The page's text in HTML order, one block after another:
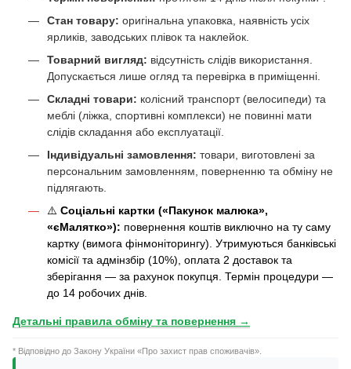
Стан товару: оригінальна упаковка, наявність усіх
ярликів, заводських плівок та наклейок.
Товарний вигляд: відсутність слідів використання.
Допускається лише огляд та перевірка в приміщенні.
Складні товари: колісний транспорт (велосипеди) та
меблі (ліжка, спортивні комплекси) не повинні мати
слідів складання або експлуатації.
Індивідуальні замовлення: товари, виготовлені за
персональним замовленням, поверненню та обміну не
підлягають.
⚠️ Соціальні картки («Пакунок малюка»,
«єМалятко»): повернення коштів виключно на ту саму
картку (вимога фінмоніторингу). Утримуються банківські
комісії та адмінзбір (10%), оплата 2 доставок та
зберігання — за рахунок покупця. Термін процедури —
до 14 робочих днів.
Детальні правила обміну та повернення →
* Відповідно до Закону України «Про захист прав споживачів».